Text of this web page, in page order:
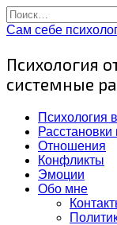
Перейти
к
Search
for:
Сам себе
Психология
системные
Психология
Отношения
Конфликты
Эмоции
Обо мне